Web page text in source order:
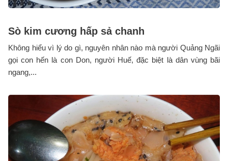
Sò kim cương hấp sả chanh
Không hiểu vì lý do gì, nguyên nhân nào mà người Quảng Ngãi
gọi con hến là con Don, người Huế, đặc biệt là dân vùng bãi
ngang,...